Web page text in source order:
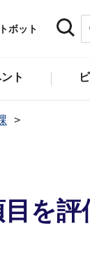
ボット
ト
を評